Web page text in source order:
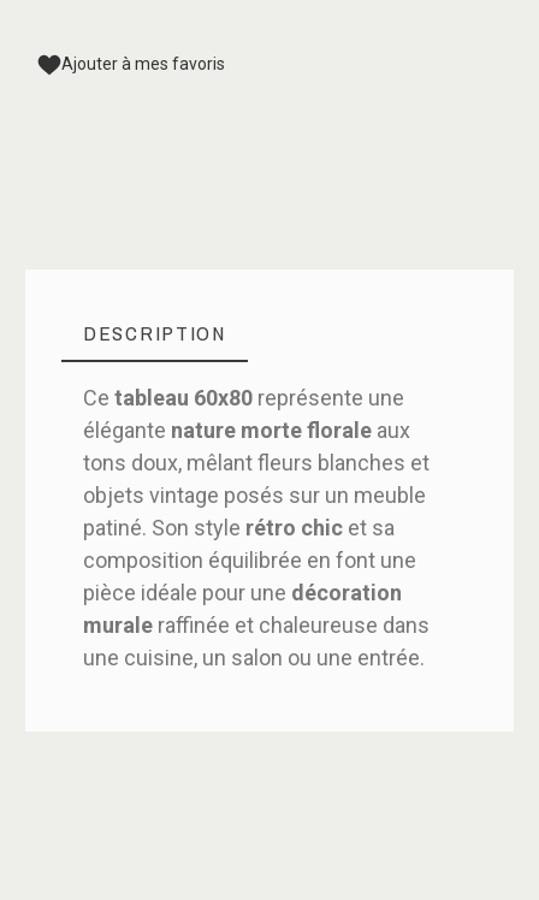
Ajouter à mes favoris
DESCRIPTION
Ce tableau 60x80 représente une
élégante nature morte florale aux
tons doux, mêlant fleurs blanches et
objets vintage posés sur un meuble
patiné. Son style rétro chic et sa
composition équilibrée en font une
pièce idéale pour une décoration
murale raffinée et chaleureuse dans
une cuisine, un salon ou une entrée.